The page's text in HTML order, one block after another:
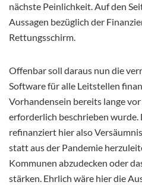
nächste Peinlichkeit. Auf den
Aussagen bezüglich der
Rettungsschirm.
Offenbar soll daraus nun die
Software für alle Leitstellen
Vorhandensein bereits lange
erforderlich beschrieben wurde.
refinanziert hier also
statt aus der Pandemie
Kommunen abzudecken oder
stärken. Ehrlich wäre hier die